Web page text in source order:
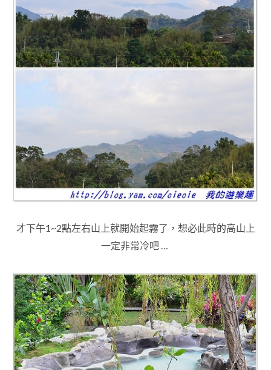
才下午1~2點左右山上就開始起霧了，想必此時的高山上
一定非常冷吧 …